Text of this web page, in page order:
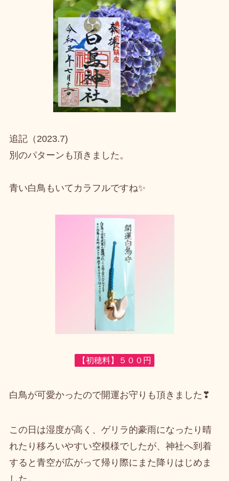
追記（2023.7)
別のパターンも頂きました。
青い白鳥もいてカラフルですね✨
【初穂料】５００円
白鳥が可愛かったので開運お守りも頂きました❣
この日は湿度が高く、ゲリラ的豪雨になったり晴
れたり移ろいやすい空模様でしたが、神社へ到着
すると青空が広がって帰り際にまた降りはじめま